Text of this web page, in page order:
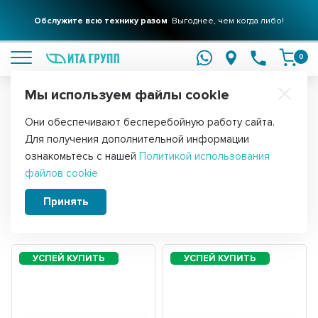
Обслужите всю технику разом Выгоднее, чем когда либо!
0
Главная Фильтры для воды
Системы обратного осмоса
Сортировать:
Мы используем файлы cookie
Они обеспечивают бесперебойную работу сайта.
Для получения дополнительной информации
ознакомьтесь с нашей Политикой использования
файлов cookie
Принять